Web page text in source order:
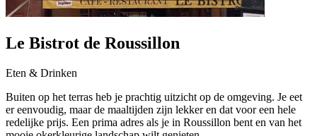
Le Bistrot de Roussillon
Eten & Drinken
Buiten op het terras heb je prachtig uitzicht op de omgeving. Je eet
er eenvoudig, maar de maaltijden zijn lekker en dat voor een hele
redelijke prijs. Een prima adres als je in Roussillon bent en van het